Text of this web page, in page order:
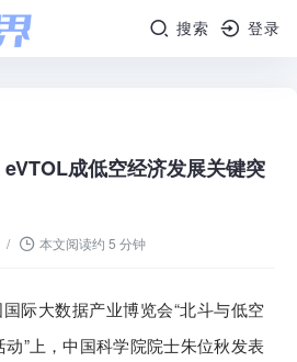
搜索 登录
成低空经济发展关键突
/ 本文阅读约 5 分钟
际大数据产业博览会“北斗与低空
”上，中国科学院院士朱位秋发表